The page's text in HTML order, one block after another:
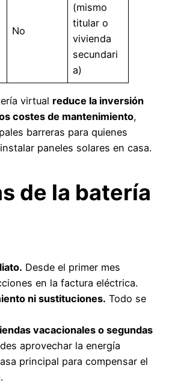
No
(mismo
titular o
vivienda
secundari
a)
virtual reduce la inversión
costes de mantenimiento,
barreras para quienes
paneles solares en casa.
de la batería
Desde el primer mes
en la factura eléctrica.
ni sustituciones. Todo se
vacacionales o segundas
aprovechar la energía
principal para compensar el